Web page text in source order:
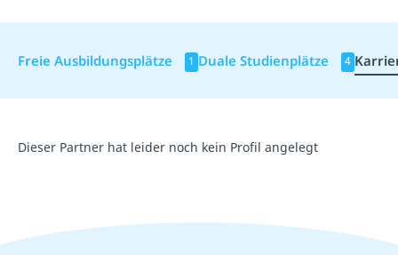
Freie Ausbildungsplätze 1 Duale Studienplätze 4
Dieser Partner hat leider noch kein Profil angelegt